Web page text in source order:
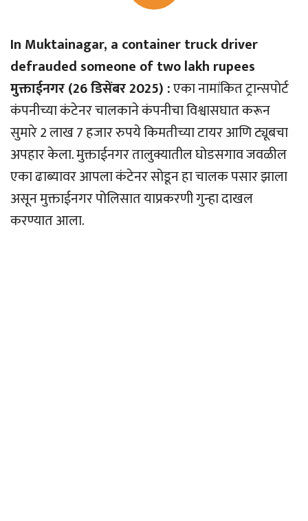
In Muktainagar, a container truck driver
defrauded someone of two lakh rupees
मुक्ताईनगर (26 डिसेंबर 2025) :एका नामांकित ट्रान्सपोर्ट
कंपनीच्या कंटेनर चालकाने कंपनीचा विश्वासघात करून
सुमारे 2 लाख 7 हजार रुपये किमतीच्या टायर आणि ट्यूबचा
अपहार केला. मुक्ताईनगर तालुक्यातील घोडसगाव जवळील
एका ढाब्यावर आपला कंटेनर सोडून हा चालक पसार झाला
असून मुक्ताईनगर पोलिसात याप्रकरणी गुन्हा दाखल
करण्यात आला.